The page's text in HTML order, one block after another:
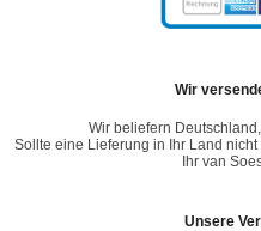
Wir
Wir beliefern
Sollte eine Lieferung in Ihr Land
Ihr van
Unsere